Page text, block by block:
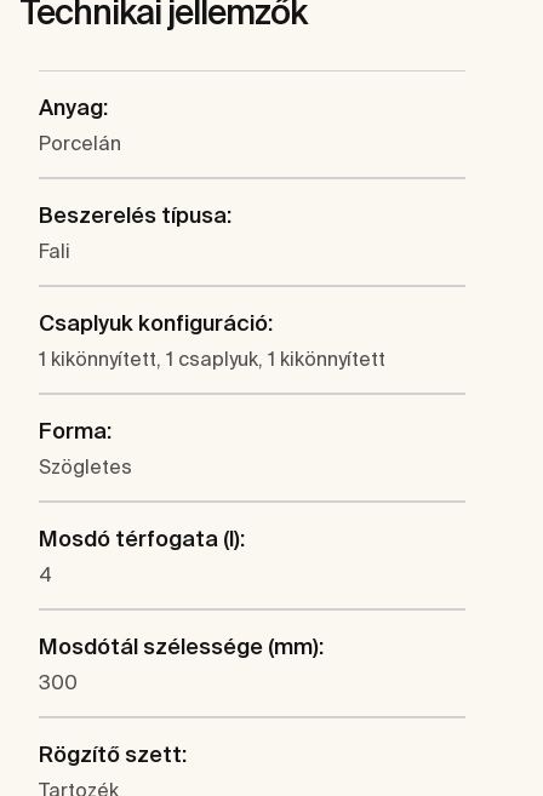
Technikai jellemzők
Anyag:
Porcelán
Beszerelés típusa:
Fali
Csaplyuk konfiguráció:
1 kikönnyített, 1 csaplyuk, 1 kikönnyített
Forma:
Szögletes
Mosdó térfogata (l):
4
Mosdótál szélessége (mm):
300
Rögzítő szett:
Tartozék